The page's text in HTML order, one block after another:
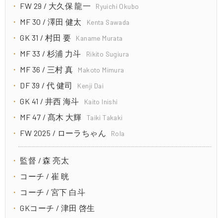
FW 29 / 大久保 龍一 Ryuichi Okubo
MF 30 / 澤田 健太 Kenta Sawada
GK 31 / 村田 要 Kaname Murata
MF 33 / 杉浦 力斗 Rikito Sugiura
MF 36 / 三村 真 Makoto Mimura
DF 39 / 代 健司 Kenji Dai
GK 41 / 井西 海斗 Kaito Inishi
MF 47 / 髙木 大輝 Taiki Takaki
FW 2025 / ローラちゃん Rola
監督 / 森 亮太
コーチ / 崔 晄
コーチ / 宮下 白斗
GKコーチ / 津田 啓生